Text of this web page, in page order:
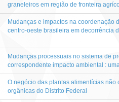
graneleiros em região de fronteira
Mudanças e impactos na coordenação
centro-oeste brasileira em decorrência
Mudanças processuais no sistema de
correspondente impacto ambiental :
O negócio das plantas alimentícias
orgânicas do Distrito Federal